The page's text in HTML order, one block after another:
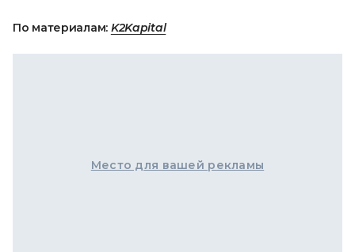
По материалам: K2Kapital
Место для вашей рекламы